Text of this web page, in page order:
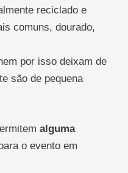
reciclado e
comuns, dourado,
por isso deixam de
são de pequena
alguma
o evento em